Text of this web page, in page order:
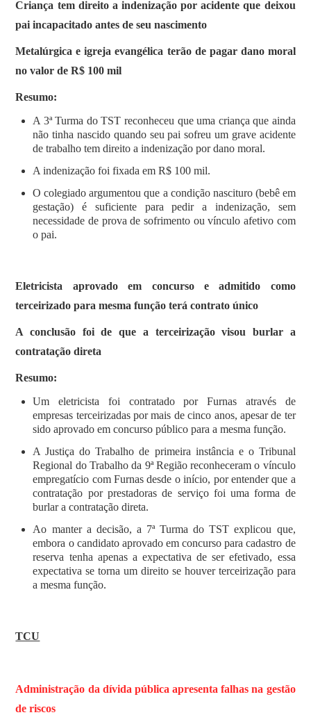
Criança tem direito a indenização por acidente que deixou
pai incapacitado antes de seu nascimento
Metalúrgica e igreja evangélica terão de pagar dano moral
no valor de R$ 100 mil
Resumo:
A 3ª Turma do TST reconheceu que uma criança que ainda
não tinha nascido quando seu pai sofreu um grave acidente
de trabalho tem direito a indenização por dano moral.
A indenização foi fixada em R$ 100 mil.
O colegiado argumentou que a condição nascituro (bebê em
gestação) é suficiente para pedir a indenização, sem
necessidade de prova de sofrimento ou vínculo afetivo com
o pai.
Eletricista aprovado em concurso e admitido como
terceirizado para mesma função terá contrato único
A conclusão foi de que a terceirização visou burlar a
contratação direta
Resumo:
Um eletricista foi contratado por Furnas através de
empresas terceirizadas por mais de cinco anos, apesar de ter
sido aprovado em concurso público para a mesma função.
A Justiça do Trabalho de primeira instância e o Tribunal
Regional do Trabalho da 9ª Região reconheceram o vínculo
empregatício com Furnas desde o início, por entender que a
contratação por prestadoras de serviço foi uma forma de
burlar a contratação direta.
Ao manter a decisão, a 7ª Turma do TST explicou que,
embora o candidato aprovado em concurso para cadastro de
reserva tenha apenas a expectativa de ser efetivado, essa
expectativa se torna um direito se houver terceirização para
a mesma função.
TCU
Administração da dívida pública apresenta falhas na gestão
de riscos